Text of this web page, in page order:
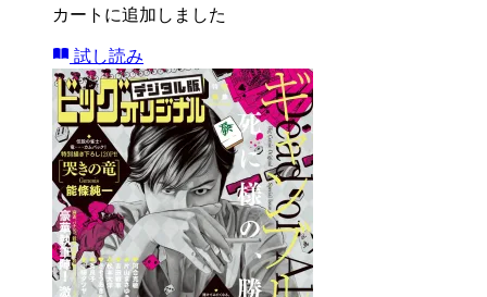
カートに追加しました
試し読み